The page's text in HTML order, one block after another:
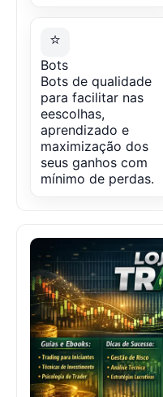
⭐
Bots
Bots de qualidade
para facilitar nas
eescolhas,
aprendizado e
maximização dos
seus ganhos com
mínimo de perdas.